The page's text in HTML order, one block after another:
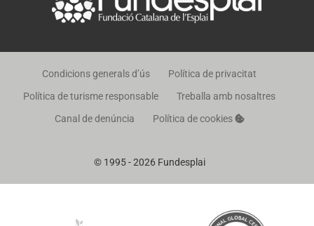
© 1995 - 2026 Fundesplai
Condicions generals d’ús
Política de privacitat
Política de turisme responsable
Treballa amb nosaltres
Canal de denúncia
Política de cookies